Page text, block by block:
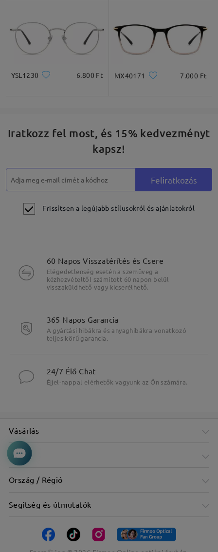
YSL1230 6.800 Ft MX40171 7.000 Ft
Iratkozz fel most, és 15% kedvezményt
kapsz!
Feliratkozás
Frissítsen a legújabb stílusokról és ajánlatokról
60 Napos Visszatérítés és Csere
Elégedetlenség esetén a szemüveg a
kézhezvételtől számított 60 napon belül
visszaküldhető vagy kicserélhető.
365 Napos Garancia
A gyártási hibákra és anyaghibákra vonatkozó
teljes körű garancia.
24/7 Élő Chat
Éjjel-nappal elérhetők vagyunk az Ön számára.
Vásárlás
Cég
Ország / Régió
Segítség és útmutatók